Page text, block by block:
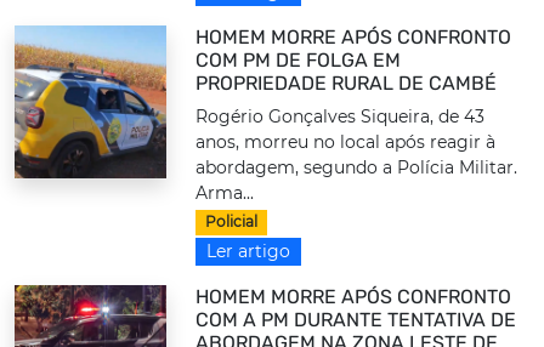
HOMEM MORRE APÓS CONFRONTO
COM PM DE FOLGA EM
PROPRIEDADE RURAL DE CAMBÉ
Rogério Gonçalves Siqueira, de 43
anos, morreu no local após reagir à
abordagem, segundo a Polícia Militar.
Arma...
Policial
Ler artigo
HOMEM MORRE APÓS CONFRONTO
COM A PM DURANTE TENTATIVA DE